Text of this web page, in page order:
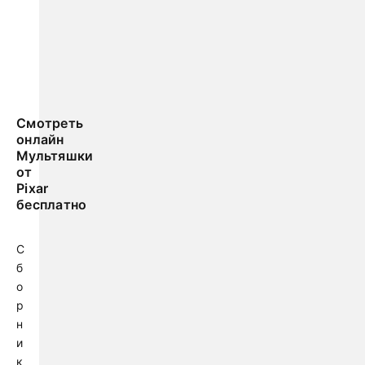
Смотреть
онлайн
Мультяшки
от
Pixar
бесплатно
С
б
о
р
н
и
к